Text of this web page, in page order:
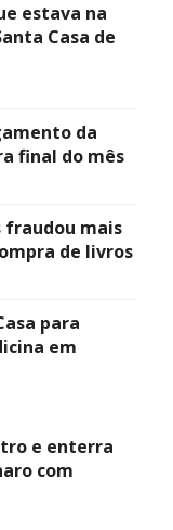
estava na
Casa de
da
final do mês
fraudou mais
de livros
para
em
e enterra
com